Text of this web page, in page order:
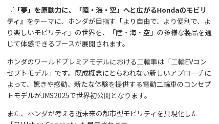
『「夢」を原動力に、「陸・海・空」へと広がるHondaのモビリ
ティ』 をテーマに、ホンダが目指す「より自由で、より便利で、よ
り楽しいモビリティ」の世界を、「陸・海・空」の多様な製品を通
じて体感できるブースが展開されます。
ホンダのワールドプレミアモデルにおける二輪車は「二輪EVコン
セプトモデル」です。既成概念にとらわれない新しいアプローチに
よって、驚きや感動、新たな体験を提供する電動二輪車のコンセプ
トモデルがJMS2025で世界初公開となります。
また、ホンダが考える近未来の都市型モビリティを具現化した